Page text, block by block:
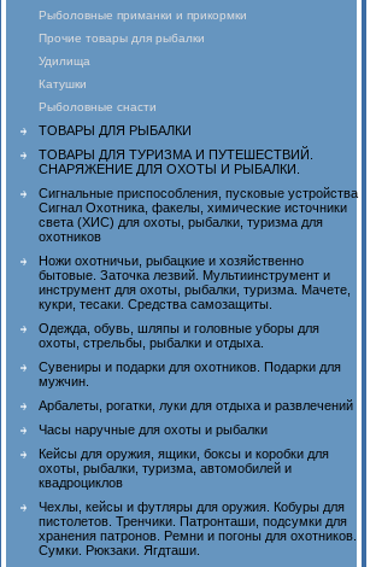
Рыболовные приманки и прикормки
Прочие товары для рыбалки
Удилища
Катушки
Рыболовные снасти
ТОВАРЫ ДЛЯ РЫБАЛКИ
ТОВАРЫ ДЛЯ ТУРИЗМА И ПУТЕШЕСТВИЙ.
СНАРЯЖЕНИЕ ДЛЯ ОХОТЫ И РЫБАЛКИ.
Сигнальные приспособления, пусковые устройства
Сигнал Охотника, факелы, химические источники
света (ХИС) для охоты, рыбалки, туризма для
охотников
Ножи охотничьи, рыбацкие и хозяйственно
бытовые. Заточка лезвий. Мультиинструмент и
инструмент для охоты, рыбалки, туризма. Мачете,
кукри, тесаки. Средства самозащиты.
Одежда, обувь, шляпы и головные уборы для
охоты, стрельбы, рыбалки и отдыха.
Сувениры и подарки для охотников. Подарки для
мужчин.
Арбалеты, рогатки, луки для отдыха и развлечений
Часы наручные для охоты и рыбалки
Кейсы для оружия, ящики, боксы и коробки для
охоты, рыбалки, туризма, автомобилей и
квадроциклов
Чехлы, кейсы и футляры для оружия. Кобуры для
пистолетов. Тренчики. Патронташи, подсумки для
хранения патронов. Ремни и погоны для охотников.
Сумки. Рюкзаки. Ягдташи.